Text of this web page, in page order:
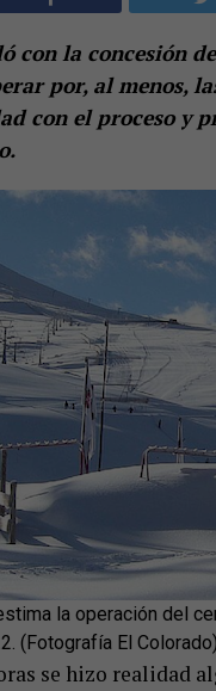
con la concesión
por, al menos,
con el proceso y
la operación del
(Fotografía El Colorado)
se hizo realidad